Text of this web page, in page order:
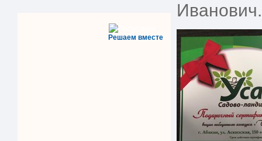
Решаем вместе
Иванович.